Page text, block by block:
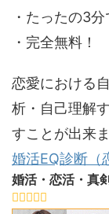
・たったの3分
・完全無料！
恋愛における
析・自己理解
すことが出来ま
婚活EQ診断（
婚活・恋活・真